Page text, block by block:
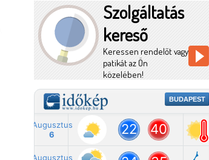
Szolgáltatás
kereső
Keressen rendelőt vagy
patikát az Ön
közelében!